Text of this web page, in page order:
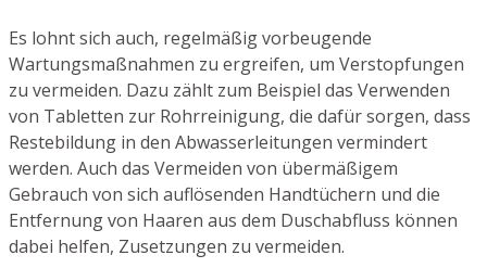
Es lohnt sich auch, regelmäßig vorbeugende
Wartungsmaßnahmen zu ergreifen, um Verstopfungen
zu vermeiden. Dazu zählt zum Beispiel das Verwenden
von Tabletten zur Rohrreinigung, die dafür sorgen, dass
Restebildung in den Abwasserleitungen vermindert
werden. Auch das Vermeiden von übermäßigem
Gebrauch von sich auflösenden Handtüchern und die
Entfernung von Haaren aus dem Duschabfluss können
dabei helfen, Zusetzungen zu vermeiden.